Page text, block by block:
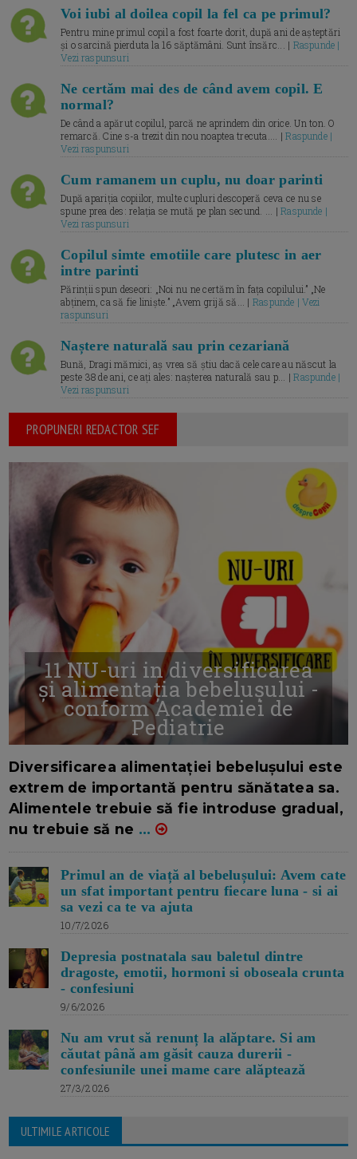
Voi iubi al doilea copil la fel ca pe primul?
Pentru mine primul copil a fost foarte dorit, după ani de așteptări
și o sarcină pierduta la 16 săptămâni. Sunt însărc... | Raspunde |
Vezi raspunsuri
Ne certăm mai des de când avem copil. E
normal?
De când a apărut copilul, parcă ne aprindem din orice. Un ton. O
remarcă. Cine s-a trezit din nou noaptea trecuta.... |Raspunde |
Vezi raspunsuri
Cum ramanem un cuplu, nu doar parinti
După apariția copiilor, multe cupluri descoperă ceva ce nu se
spune prea des: relația se mută pe plan secund. ... |Raspunde |
Vezi raspunsuri
Copilul simte emotiile care plutesc in aer
intre parinti
Părinții spun deseori: „Noi nu ne certăm în fața copilului.” „Ne
abținem, ca să fie liniște.” „Avem grijă să... | Raspunde | Vezi
raspunsuri
Naștere naturală sau prin cezariană
Bună, Dragi mămici, aș vrea să știu dacă cele care au născut la
peste 38 de ani, ce ați ales: nașterea naturală sau p... |Raspunde |
Vezi raspunsuri
PROPUNERI REDACTOR SEF
11 NU-uri in diversificarea
și alimentația bebelușului -
conform Academiei de
Pediatrie
Diversificarea alimentației bebelușului este
extrem de importantă pentru sănătatea sa.
Alimentele trebuie să fie introduse gradual,
nu trebuie să ne ...
Primul an de viață al bebelușului: Avem cate
un sfat important pentru fiecare luna - si ai
sa vezi ca te va ajuta
10/7/2026
Depresia postnatala sau baletul dintre
dragoste, emotii, hormoni si oboseala crunta
- confesiuni
9/6/2026
Nu am vrut să renunț la alăptare. Si am
căutat până am găsit cauza durerii -
confesiunile unei mame care alăptează
27/3/2026
ULTIMILE ARTICOLE